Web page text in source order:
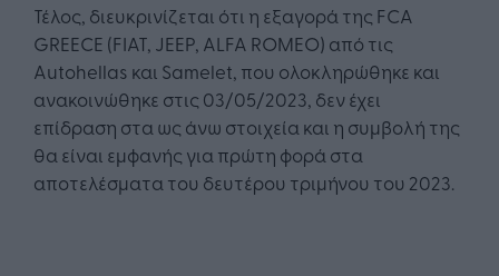
Τέλος, διευκρινίζεται ότι η εξαγορά της FCA
GREECE (FIAT, JEEP, ALFA ROMEO) από τις
Autohellas και Samelet, που ολοκληρώθηκε και
ανακοινώθηκε στις 03/05/2023, δεν έχει
επίδραση στα ως άνω στοιχεία και η συμβολή της
θα είναι εμφανής για πρώτη φορά στα
αποτελέσματα του δευτέρου τριμήνου του 2023.